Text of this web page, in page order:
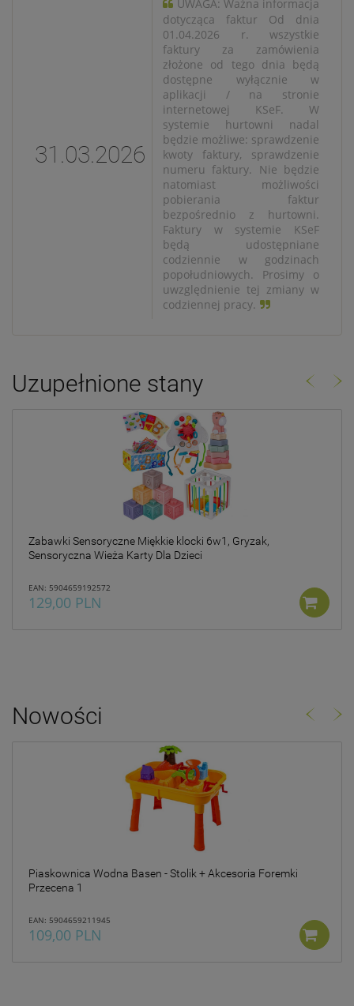
31.03.2026
UWAGA: Ważna informacja
dotycząca faktur Od dnia
01.04.2026 r. wszystkie
faktury za zamówienia
złożone od tego dnia będą
dostępne wyłącznie w
aplikacji / na stronie
internetowej KSeF. W
systemie hurtowni nadal
będzie możliwe: sprawdzenie
kwoty faktury, sprawdzenie
numeru faktury. Nie będzie
natomiast możliwości
pobierania faktur
bezpośrednio z hurtowni.
Faktury w systemie KSeF
będą udostępniane
codziennie w godzinach
popołudniowych. Prosimy o
uwzględnienie tej zmiany w
codziennej pracy.
Uzupełnione stany
Zabawki Sensoryczne Miękkie klocki 6w1, Gryzak,
Sensoryczna Wieża Karty Dla Dzieci
EAN: 5904659192572
129,00 PLN
Nowości
Piaskownica Wodna Basen - Stolik + Akcesoria Foremki
Przecena 1
EAN: 5904659211945
109,00 PLN